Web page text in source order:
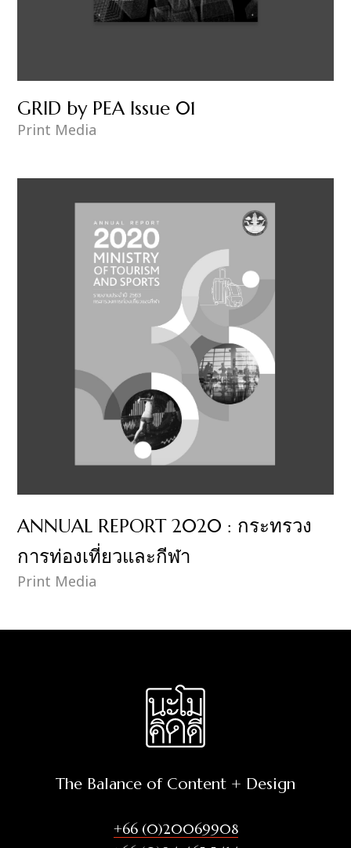
GRID by PEA Issue 01
Print Media
ANNUAL REPORT 2020 : กระทรวง
การท่องเที่ยวและกีฬา
Print Media
The Balance of Content + Design
+66 (0)20069908